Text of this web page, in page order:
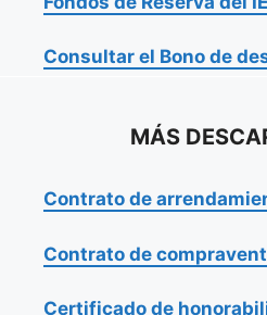
Consultar el Bono de
MÁS
Contrato de
Contrato de
Certificado de